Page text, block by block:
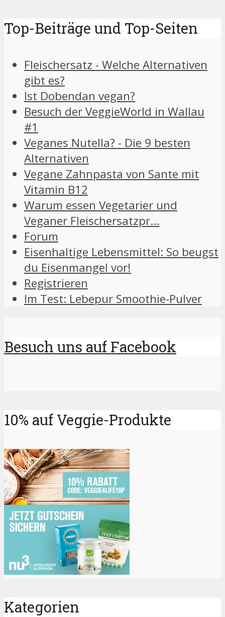
Top-Beiträge und Top-Seiten
Fleischersatz - Welche Alternativen
gibt es?
Ist Dobendan vegan?
Besuch der VeggieWorld in Wallau
#1
Veganes Nutella? - Die 9 besten
Alternativen
Vegane Zahnpasta von Sante mit
Vitamin B12
Warum essen Vegetarier und
Veganer Fleischersatzpr…
Forum
Eisenhaltige Lebensmittel: So beugst
du Eisenmangel vor!
Registrieren
Im Test: Lebepur Smoothie-Pulver
Besuch uns auf Facebook
10% auf Veggie-Produkte
Kategorien